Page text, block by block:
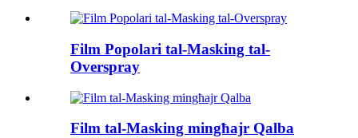
Film Popolari tal-Masking tal-
Overspray
Film tal-Masking mingħajr Qalba